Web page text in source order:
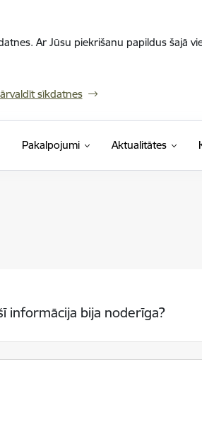
Ar Jūsu piekrišanu papildus šajā
sīkdatnes
Pakalpojumi Aktualitātes
informācija bija noderīga?